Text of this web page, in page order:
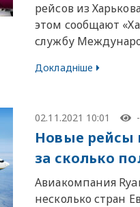
рейсов из
этом сообщают
службу
Докладніше
02.11.2021 10:01 -
Новые рейсы
за сколько
Авиакомпания
несколько стран